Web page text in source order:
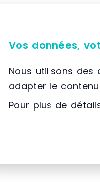
Vos données,
Nous utilisons des
adapter le
Pour plus de